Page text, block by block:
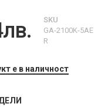
SKU
GA-2100K-5AE
R
е в наличност